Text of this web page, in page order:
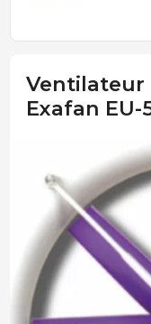
Ventilateur
Exafan EU-